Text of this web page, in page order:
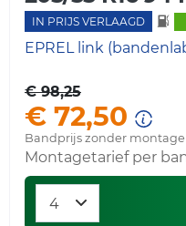
IN PRIJS VERLAAGD
EPREL link
€ 98,25
€ 72,50
Bandprijs zonder montage
Montagetarief per